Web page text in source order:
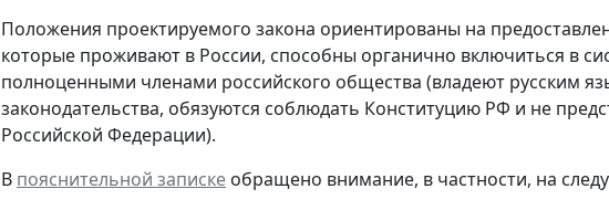
Положения проектируемого закона ориентированы на
которые проживают в России, способны органично включиться в
полноценными членами российского общества (владеют русским
законодательства, обязуются соблюдать Конституцию РФ и не
Российской Федерации).
В пояснительной записке обращено внимание, в частности, на